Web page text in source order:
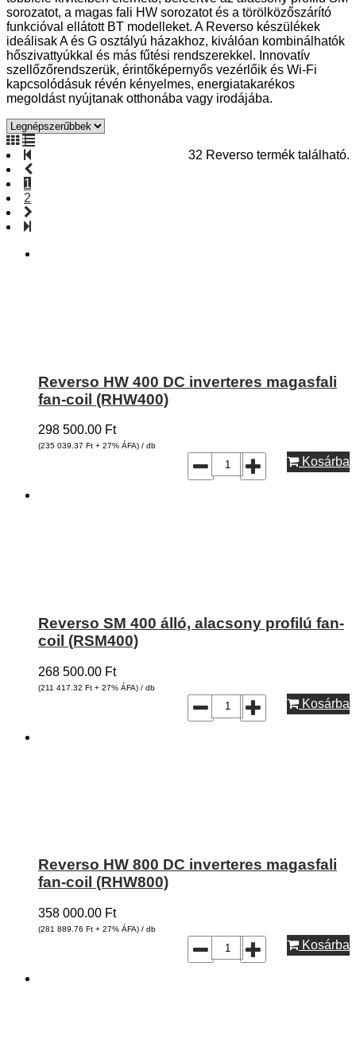
sorozatot, a magas fali HW sorozatot és a törölközőszárító
funkcióval ellátott BT modelleket. A Reverso készülékek
ideálisak A és G osztályú házakhoz, kiválóan kombinálhatók
hőszivattyúkkal és más fűtési rendszerekkel. Innovatív
szellőzőrendszerük, érintőképernyős vezérlőik és Wi-Fi
kapcsolódásuk révén kényelmes, energiatakarékos
megoldást nyújtanak otthonába vagy irodájába.
32 Reverso termék található.
1
2
Reverso HW 400 DC inverteres magasfali
fan-coil (RHW400)
298 500.00 Ft
(235 039.37 Ft + 27% ÁFA) / db
Kosárba
Reverso SM 400 álló, alacsony profilú fan-
coil (RSM400)
268 500.00 Ft
(211 417.32 Ft + 27% ÁFA) / db
Kosárba
Reverso HW 800 DC inverteres magasfali
fan-coil (RHW800)
358 000.00 Ft
(281 889.76 Ft + 27% ÁFA) / db
Kosárba